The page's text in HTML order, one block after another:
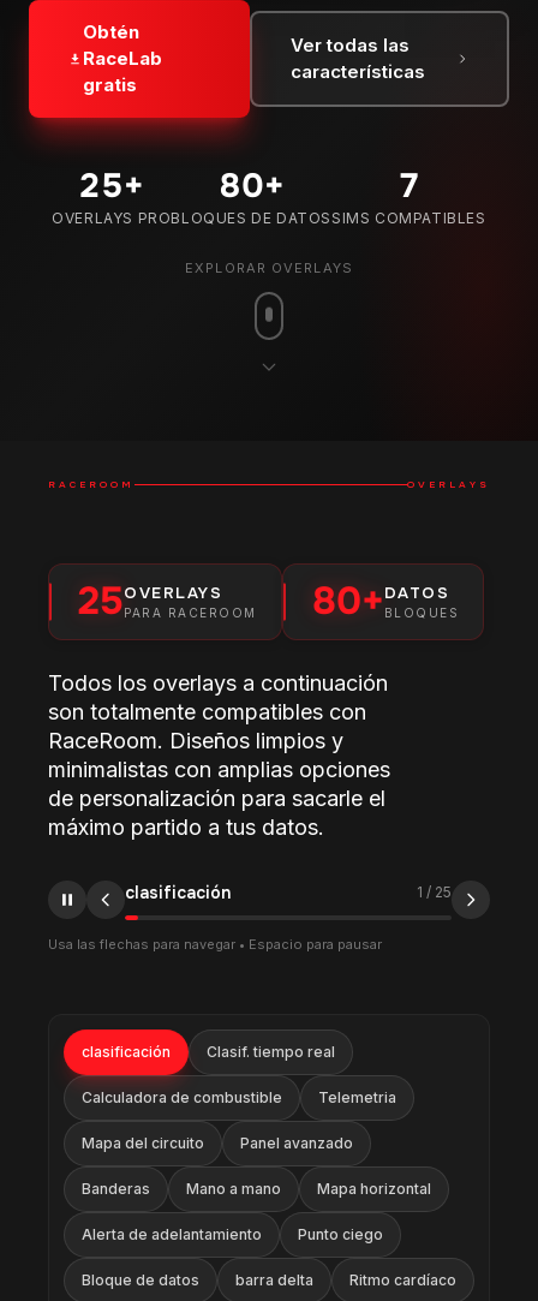
Obtén
RaceLab
gratis
Ver todas las
características
25+
OVERLAYS PRO
80+
BLOQUES DE DATOS
7
SIMS COMPATIBLES
EXPLORAR OVERLAYS
RACEROOM OVERLAYS
25OVERLAYS
PARA RACEROOM 80+DATOS
BLOQUES
Todos los overlays a continuación
son totalmente compatibles con
RaceRoom. Diseños limpios y
minimalistas con amplias opciones
de personalización para sacarle el
máximo partido a tus datos.
Clasif. tiempo real 2 / 25
Usa las flechas para navegar • Espacio para pausar
clasificación Clasif. tiempo real
Calculadora de combustible Telemetria
Mapa del circuito Panel avanzado
Banderas Mano a mano Mapa horizontal
Alerta de adelantamiento Punto ciego
Bloque de datos barra delta Ritmo cardíaco